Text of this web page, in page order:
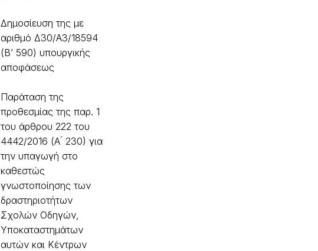
Δημοσίευση της με
αριθμό Δ30/A3/18594
(Β’ 590) υπουργικής
αποφάσεως
Παράταση της
προθεσμίας της παρ. 1
του άρθρου 222 του
4442/2016 (Α ́ 230) για
την υπαγωγή στο
καθεστώς
γνωστοποίησης των
δραστηριοτήτων
Σχολών Οδηγών,
Υποκαταστημάτων
αυτών και Κέντρων